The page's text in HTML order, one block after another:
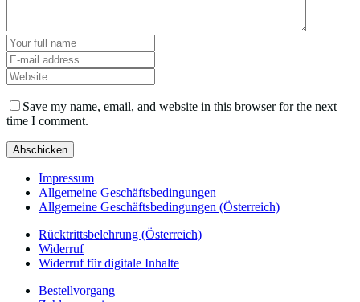
Save my name, email, and website in this browser for the next
time I comment.
Impressum
Allgemeine Geschäftsbedingungen
Allgemeine Geschäftsbedingungen (Österreich)
Rücktrittsbelehrung (Österreich)
Widerruf
Widerruf für digitale Inhalte
Bestellvorgang